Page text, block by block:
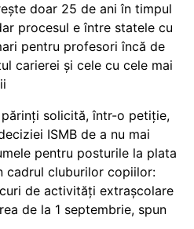
doar 25 de ani în timpul
procesul e între statele cu
pentru profesori încă de
carierei și cele cu cele mai
solicită, într-o petiție,
ISMB de a nu mai
pentru posturile la plata
cadrul cluburilor copiilor:
de activități extrașcolare
de la 1 septembrie, spun